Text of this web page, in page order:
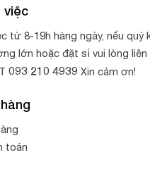
việc
từ 8-19h hàng ngày, nếu quý
lớn hoặc đặt sỉ vui lòng liên
093 210 4939 Xin cảm ơn!
toán